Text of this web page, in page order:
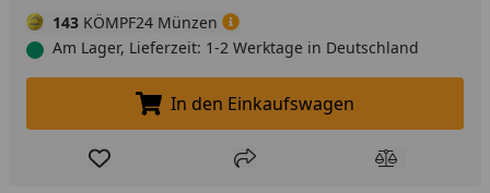
143 KÖMPF24 Münzen
Am Lager, Lieferzeit: 1-2 Werktage in Deutschland
In den Einkaufswagen legen
In den Einkaufswagen
Produkt zur Wunschliste hinzufügen
Teilen Produkt